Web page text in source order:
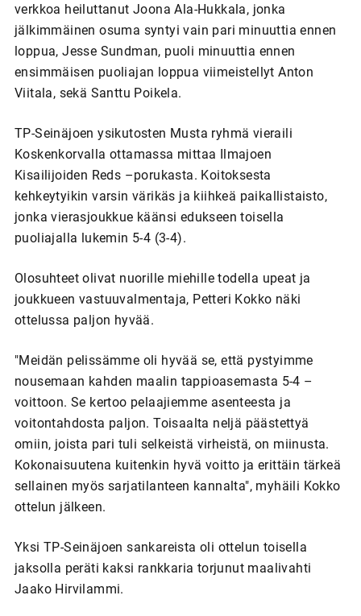
verkkoa heiluttanut Joona Ala-Hukkala, jonka
jälkimmäinen osuma syntyi vain pari minuuttia ennen
loppua, Jesse Sundman, puoli minuuttia ennen
ensimmäisen puoliajan loppua viimeistellyt Anton
Viitala, sekä Santtu Poikela.
TP-Seinäjoen ysikutosten Musta ryhmä vieraili
Koskenkorvalla ottamassa mittaa Ilmajoen
Kisailijoiden Reds –porukasta. Koitoksesta
kehkeytyikin varsin värikäs ja kiihkeä paikallistaisto,
jonka vierasjoukkue käänsi edukseen toisella
puoliajalla lukemin 5-4 (3-4).
Olosuhteet olivat nuorille miehille todella upeat ja
joukkueen vastuuvalmentaja, Petteri Kokko näki
ottelussa paljon hyvää.
"Meidän pelissämme oli hyvää se, että pystyimme
nousemaan kahden maalin tappioasemasta 5-4 –
voittoon. Se kertoo pelaajiemme asenteesta ja
voitontahdosta paljon. Toisaalta neljä päästettyä
omiin, joista pari tuli selkeistä virheistä, on miinusta.
Kokonaisuutena kuitenkin hyvä voitto ja erittäin tärkeä
sellainen myös sarjatilanteen kannalta", myhäili Kokko
ottelun jälkeen.
Yksi TP-Seinäjoen sankareista oli ottelun toisella
jaksolla peräti kaksi rankkaria torjunut maalivahti
Jaako Hirvilammi.